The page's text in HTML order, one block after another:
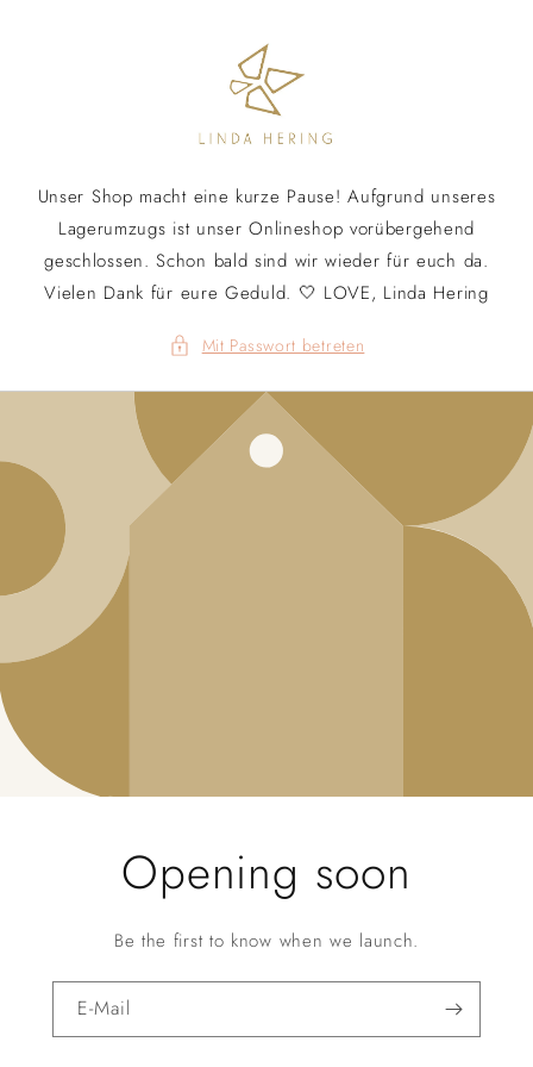
Unser Shop macht eine kurze Pause! Aufgrund unseres
Lagerumzugs ist unser Onlineshop vorübergehend
geschlossen. Schon bald sind wir wieder für euch da.
Vielen Dank für eure Geduld. 🤍 LOVE, Linda Hering
Mit Passwort betreten
Opening soon
Be the first to know when we launch.
E-Mail